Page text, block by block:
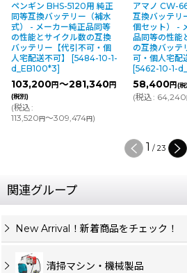
ペンギン BHS-5120用 純正
同等互換バッテリー（補水
式） - メーカー純正品同等
の性能とサイクル数の互換
バッテリー【代引不可・個
人宅配送不可】
[5484-10-1-
d_EB100*3]
103,200円～281,340円
(税別)
(税込:
113,520円～309,474円)
アマノ CW-
互換バッテリ
個セット） -
品同等の性能
の互換バッテ
可・個人宅配
[5462-10-1-
58,400円(
(税込: 64,240
1 / 23
関連グループ
New Arrival！新着商品をチェック！
清掃マシン・機械製品